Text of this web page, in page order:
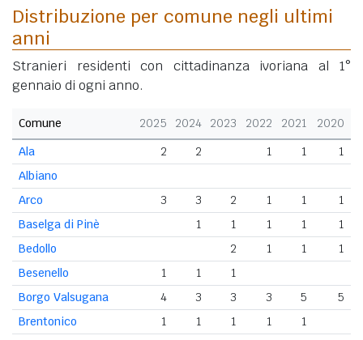
Distribuzione per comune negli ultimi
anni
Stranieri residenti con cittadinanza ivoriana al 1°
gennaio di ogni anno.
Comune 2025 2024 2023 2022 2021
2020
Ala
2 2 1 1
1
Albiano
Arco
3 3 2 1 1
1
Baselga di Pinè
1 1 1 1
1
Bedollo
2 1 1
1
Besenello
1 1
1
Borgo Valsugana
4 3 3 3 5
5
Brentonico
1 1 1 1
1